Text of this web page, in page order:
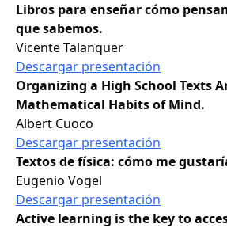
Libros para enseñar cómo
que sabemos.
Vicente Talanquer
Descargar presentación
Organizing a High School Texts
Mathematical Habits of Mind.
Albert Cuoco
Descargar presentación
Textos de física: cómo me
Eugenio Vogel
Descargar presentación
Active learning is the key to